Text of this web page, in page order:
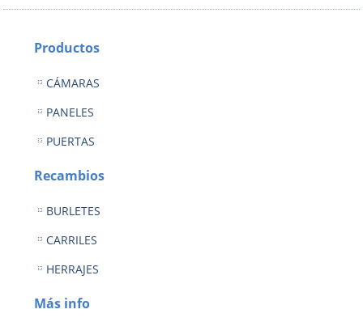
Productos
CÁMARAS
PANELES
PUERTAS
Recambios
BURLETES
CARRILES
HERRAJES
Más info